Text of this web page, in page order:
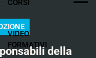
CORSI
VIDEO
FORMATIVIdella